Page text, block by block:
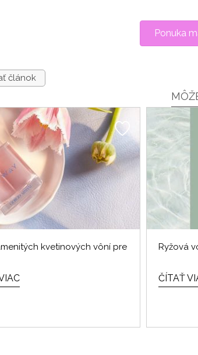
Ponuka
článok
kvetinových vôní pre
Ryžová
ČÍTAŤ